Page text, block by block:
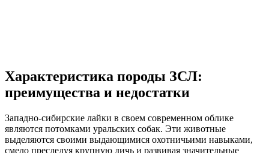
Характеристика породы ЗСЛ:
преимущества и недостатки
Западно-сибирские лайки в своем современном облике
являются потомками уральских собак. Эти животные
выделяются своими выдающимися охотничьими навыками,
смело преследуя крупную дичь и развивая значительные